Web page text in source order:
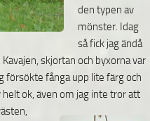
den typen av
mönster. Idag
så fick jag ändå
skjortan och byxorna var
försökte fånga upp lite färg och
ok, även om jag inte tror att